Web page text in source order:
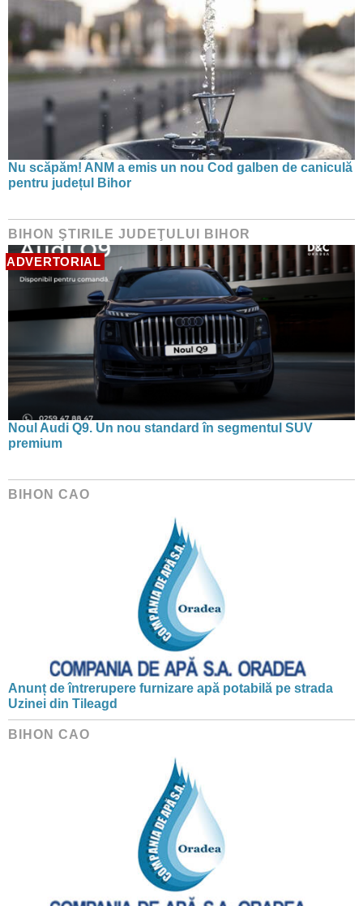
Nu scăpăm! ANM a emis un nou Cod galben de caniculă
pentru județul Bihor
BIHON ŞTIRILE JUDEŢULUI BIHOR
ADVERTORIAL
Noul Audi Q9. Un nou standard în segmentul SUV
premium
BIHON CAO
Anunț de întrerupere furnizare apă potabilă pe strada
Uzinei din Tileagd
BIHON CAO